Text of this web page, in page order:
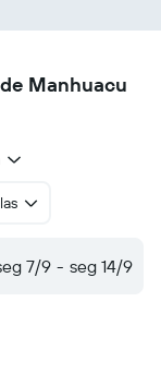
Manhuacu
7/9 - seg 14/9